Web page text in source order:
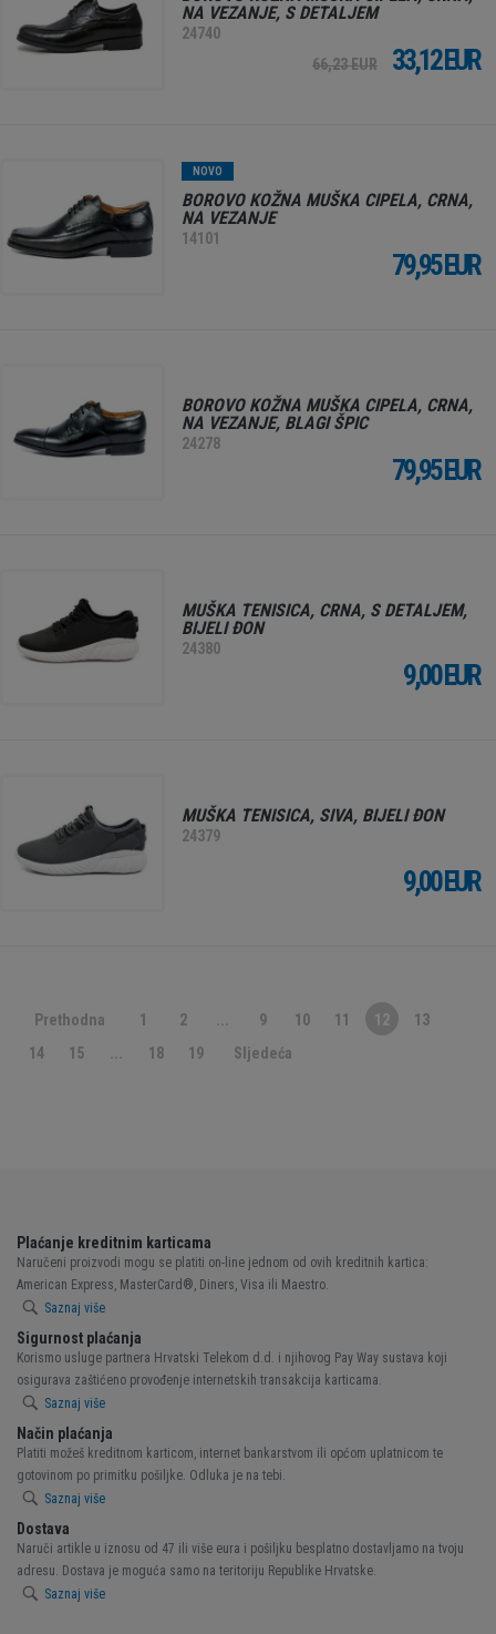
NA VEZANJE, S DETALJEM
24740
66,23 EUR
33,12 EUR
NOVO
BOROVO KOŽNA MUŠKA CIPELA, CRNA,
NA VEZANJE
14101
79,95 EUR
BOROVO KOŽNA MUŠKA CIPELA, CRNA,
NA VEZANJE, BLAGI ŠPIC
24278
79,95 EUR
MUŠKA TENISICA, CRNA, S DETALJEM,
BIJELI ĐON
24380
9,00 EUR
MUŠKA TENISICA, SIVA, BIJELI ĐON
24379
9,00 EUR
Prethodna 1 2 9 10 11 12
13
14
15 18 19 Sljedeća
Plaćanje kreditnim karticama
Naručeni proizvodi mogu se platiti on-line jednom od ovih kreditnih kartica:
American Express, MasterCard®, Diners, Visa ili Maestro.
Saznaj više
Sigurnost plaćanja
Korismo usluge partnera Hrvatski Telekom d.d. i njihovog Pay Way sustava koji
osigurava zaštićeno provođenje internetskih transakcija karticama.
Saznaj više
Način plaćanja
Platiti možeš kreditnom karticom, internet bankarstvom ili općom uplatnicom te
gotovinom po primitku pošiljke. Odluka je na tebi.
Saznaj više
Dostava
Naruči artikle u iznosu od 47 ili više eura i pošiljku besplatno dostavljamo na tvoju
adresu. Dostava je moguća samo na teritoriju Republike Hrvatske.
Saznaj više